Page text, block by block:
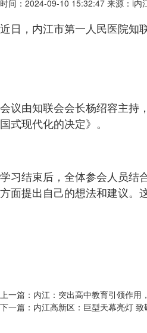
时间：2024-09-10 15:32:47 来源：i内
近日，内江市第一人民医院知
会议由知联会会长杨绍容主持
国式现代化的决定》。
学习结束后，全体参会人员结
方面提出自己的想法和建议。
上一篇： 内江：突出高中教育引领作用
下一篇： 内江高新区：巨型天幕亮灯 致